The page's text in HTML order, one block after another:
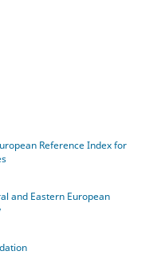
Reference Index for
and Eastern European